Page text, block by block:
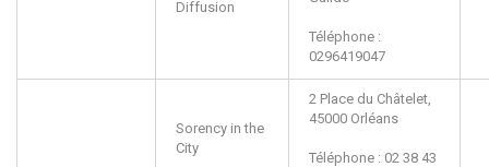
Diffusion
Téléphone :
0296419047
Sorency in the
City
2 Place du Châtelet,
45000 Orléans
Téléphone : 02 38 43